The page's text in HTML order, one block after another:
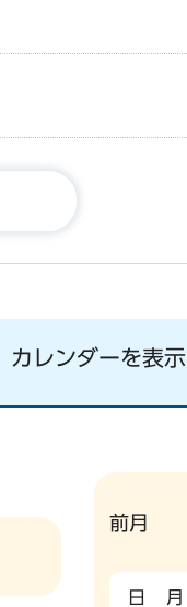
カレンダーを表示
前月
日 月